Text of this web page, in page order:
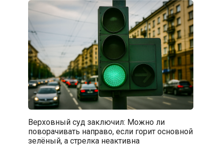
Верховный суд заключил: Можно ли
поворачивать направо, если горит основной
зелёный, а стрелка неактивна